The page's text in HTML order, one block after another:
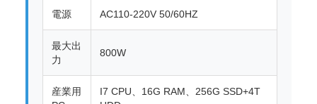
電源 AC110-220V 50/60HZ
最大出
力
800W
産業用
I7 CPU、16G RAM、256G SSD+4T